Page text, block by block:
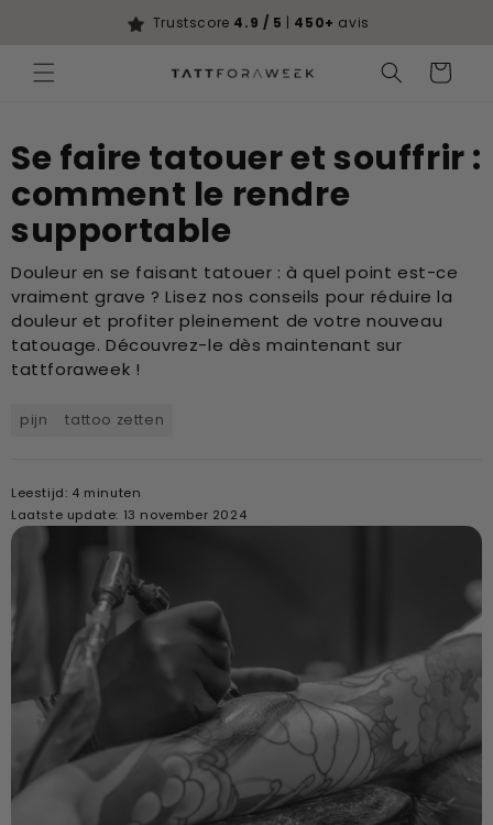
Trustscore 4.9 / 5 | 450+ avis
Panier
Se faire tatouer et souffrir :
comment le rendre
supportable
Douleur en se faisant tatouer : à quel point est-ce
vraiment grave ? Lisez nos conseils pour réduire la
douleur et profiter pleinement de votre nouveau
tatouage. Découvrez-le dès maintenant sur
tattforaweek !
pijn tattoo zetten
Leestijd: 4 minuten
Laatste update: 13 november 2024